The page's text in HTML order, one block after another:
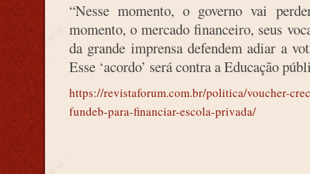
“Nesse momento, o governo vai
momento, o mercado financeiro, seus
da grande imprensa defendem adiar a
Esse ‘acordo’ será contra a Educação
https://revistaforum.com.br/politica/voucher-
fundeb-para-financiar-escola-privada/